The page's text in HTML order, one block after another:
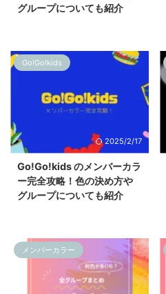
グループについても紹介
Go!Go!kids
2025/2/17
Go!Go!kids のメンバーカラ
ー完全攻略！色の決め方や
グループについても紹介
メンバーカラー